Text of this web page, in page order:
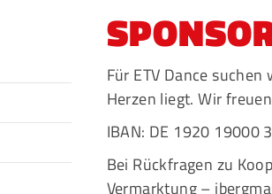
Für ETV Dance
Herzen liegt. Wir
IBAN: DE 1920 19000
Bei Rückfragen zu
Vermarktung –